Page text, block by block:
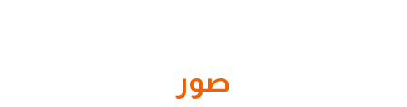
صور